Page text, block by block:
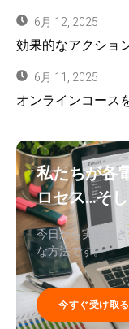
6月 12, 2025
効果的なアクショ
6月 11, 2025
オンラインコース
私たちが各
ロセス…そ
今日から実践で
な方法です。
今すぐ受け取る